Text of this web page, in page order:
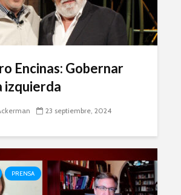
Encinas: Gobernar
izquierda
23 septiembre, 2024
PRENSA